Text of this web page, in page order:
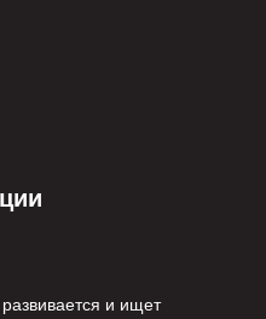
и ищет